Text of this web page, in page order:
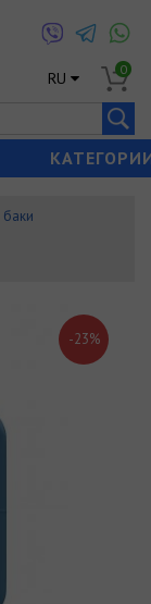
RU 0
-23%